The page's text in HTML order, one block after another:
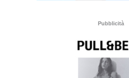
Pubblicità